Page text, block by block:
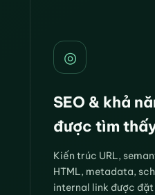
◎
SEO & khả
được tìm
Kiến trúc URL,
HTML, metadata,
internal link được đặt